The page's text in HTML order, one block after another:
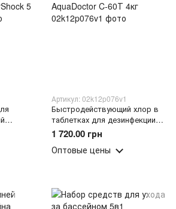
5 кг
Артикул: 02k12p076v1
Быстродействующий хлор в
таблетках для дезинфекции
бассейна AquaDoctor C-60Т 4кг
1 720.00 грн
Оптовые цены